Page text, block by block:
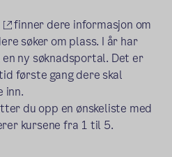
(ekstern lenke)
finner dere informasjon om
søker om plass. I år har
ny søknadsportal. Det er
første gang dere skal
inn.
du opp en ønskeliste med
kursene fra 1 til 5.